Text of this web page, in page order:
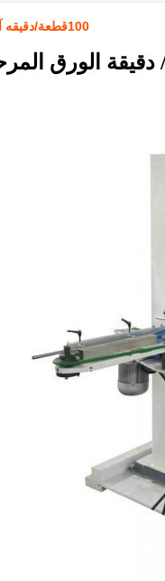
100قطعة/دقيقه آلة قطع ورق المرحاض الكاملة التلقائية